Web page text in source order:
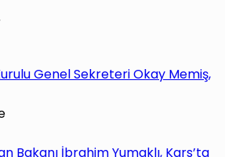
Genel Sekreteri Okay Memiş,
Bakanı İbrahim Yumaklı, Kars’ta